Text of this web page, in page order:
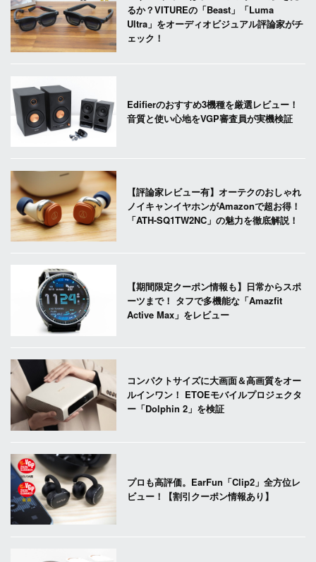
るか？VITUREの「Beast」「Luma
Ultra」をオーディオビジュアル評論家がチ
ェック！
Edifierのおすすめ3機種を厳選レビュー！
音質と使い心地をVGP審査員が実機検証
【評論家レビュー有】オーテクのおしゃれ
ノイキャンイヤホンがAmazonで超お得！
「ATH-SQ1TW2NC」の魅力を徹底解説！
【期間限定クーポン情報も】日常からスポ
ーツまで！ タフで多機能な「Amazfit
Active Max」をレビュー
コンパクトサイズに大画面＆高画質をオー
ルインワン！ ETOEモバイルプロジェクタ
ー「Dolphin 2」を検証
プロも高評価。EarFun「Clip2」全方位レ
ビュー！【割引クーポン情報あり】